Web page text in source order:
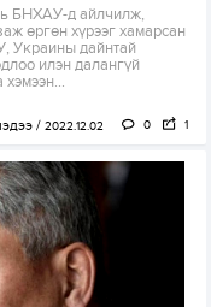
БНХАУ-д айлчилж,
өргөн хүрээг хамарсан
Украины дайнтай
илэн далангүй
2022.12.02 0 1